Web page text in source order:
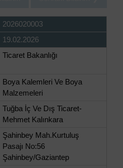
2026020003
19.02.2026
Ticaret Bakanlığı
Boya Kalemleri Ve Boya
Malzemeleri
Tuğba İç Ve Dış Ticaret-
Mehmet Kalınkara
Şahinbey Mah.Kurtuluş
Pasajı No:56
Şahinbey/Gaziantep